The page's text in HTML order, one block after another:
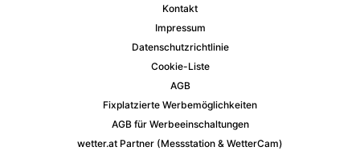
Kontakt
Impressum
Datenschutzrichtlinie
Cookie-Liste
AGB
Fixplatzierte Werbemöglichkeiten
AGB für Werbeeinschaltungen
wetter.at Partner (Messstation & WetterCam)